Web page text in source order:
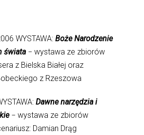
WYSTAWA:Boże Narodzenie
świata− wystawa ze zbiorów
z Bielska Białej oraz
z Rzeszowa
Dawne narzędzia i
− wystawa ze zbiorów
Damian Drąg